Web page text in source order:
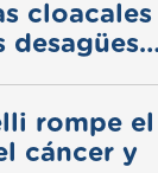
cloacales
desagües
rompe el
cáncer y